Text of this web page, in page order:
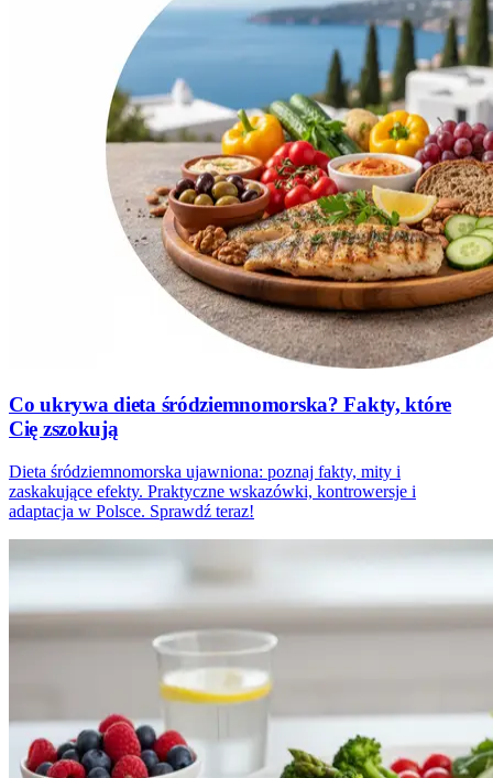
Co ukrywa dieta śródziemnomorska? Fakty, które
Cię zszokują
Dieta śródziemnomorska ujawniona: poznaj fakty, mity i
zaskakujące efekty. Praktyczne wskazówki, kontrowersje i
adaptacja w Polsce. Sprawdź teraz!